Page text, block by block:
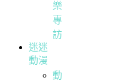
樂
專
訪
迷迷
動漫
動